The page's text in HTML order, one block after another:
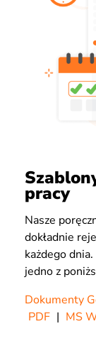
pracy
Nasze
dokładnie
każdego
jedno z
Dokumenty
PDF | MS